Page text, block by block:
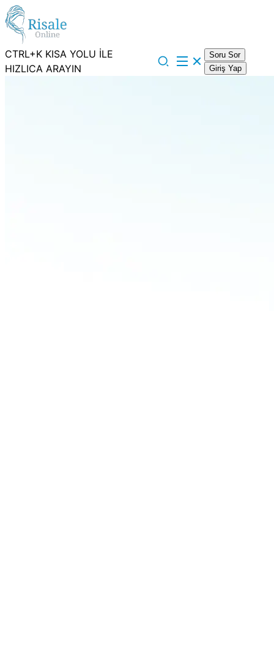
CTRL+K KISA YOLU İLE
HIZLICA ARAYIN
Soru Sor
Giriş Yap